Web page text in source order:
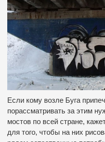
Если кому возле Буга
порассматривать за этим
мостов по всей стране,
для того, чтобы на них